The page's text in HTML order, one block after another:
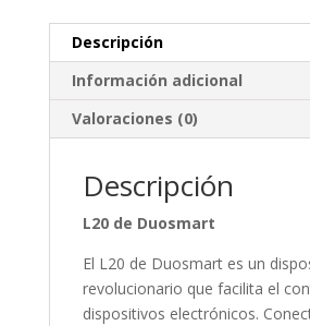
Descripción
Información adicional
Valoraciones (0)
Descripción
L20 de Duosmart
El L20 de Duosmart es un
revolucionario que facilita el
dispositivos electrónicos.